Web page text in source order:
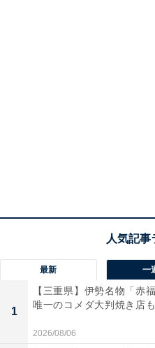
最新 一
1
【三重県】伊勢名物「赤
唯一のコメダ大判焼き店
2026/08/06